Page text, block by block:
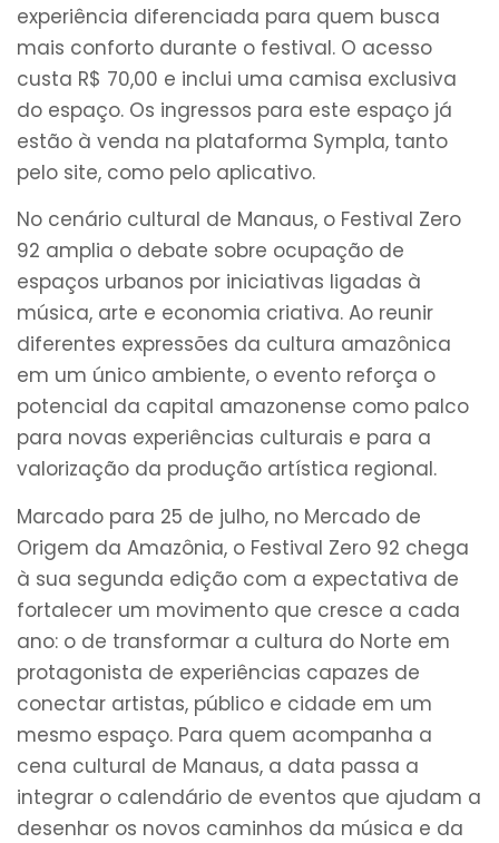
experiência diferenciada para quem busca
mais conforto durante o festival. O acesso
custa R$ 70,00 e inclui uma camisa exclusiva
do espaço. Os ingressos para este espaço já
estão à venda na plataforma Sympla, tanto
pelo site, como pelo aplicativo.
No cenário cultural de Manaus, o Festival Zero
92 amplia o debate sobre ocupação de
espaços urbanos por iniciativas ligadas à
música, arte e economia criativa. Ao reunir
diferentes expressões da cultura amazônica
em um único ambiente, o evento reforça o
potencial da capital amazonense como palco
para novas experiências culturais e para a
valorização da produção artística regional.
Marcado para 25 de julho, no Mercado de
Origem da Amazônia, o Festival Zero 92 chega
à sua segunda edição com a expectativa de
fortalecer um movimento que cresce a cada
ano: o de transformar a cultura do Norte em
protagonista de experiências capazes de
conectar artistas, público e cidade em um
mesmo espaço. Para quem acompanha a
cena cultural de Manaus, a data passa a
integrar o calendário de eventos que ajudam a
desenhar os novos caminhos da música e da